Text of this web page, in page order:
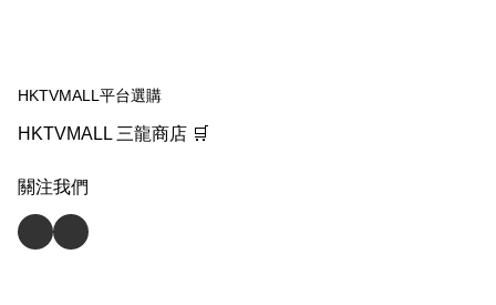
HKTVMALL平台選購
HKTVMALL 三龍商店 🛒
關注我們